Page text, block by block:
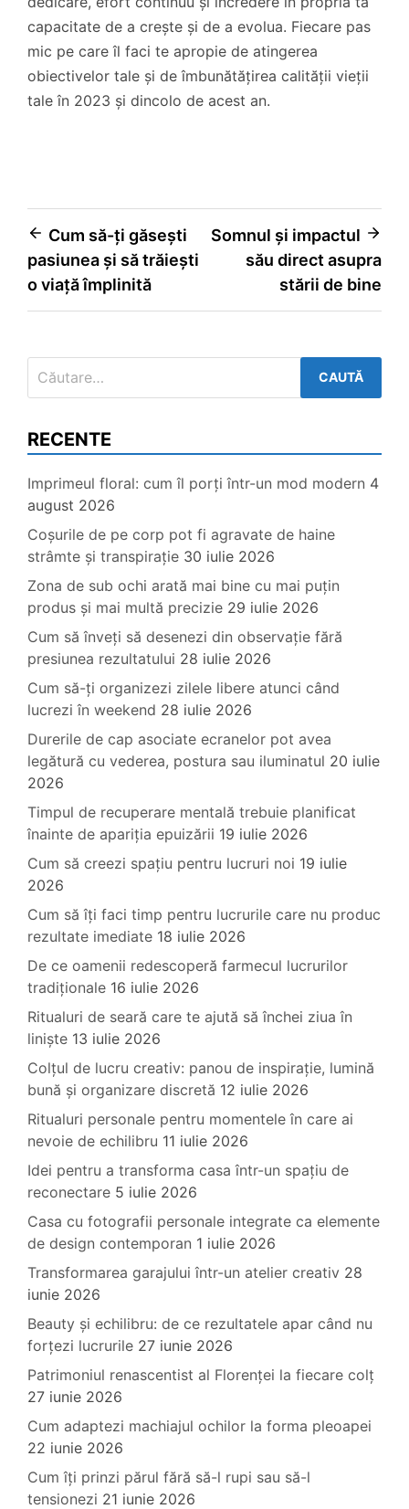
capacitate de a crește și de a evolua. Fiecare pas
mic pe care îl faci te apropie de atingerea
obiectivelor tale și de îmbunătățirea calității vieții
tale în 2023 și dincolo de acest an.
Navigare
în
articole
Cum să-ți găsești
pasiunea și să trăiești
o viață împlinită
Somnul și impactul
său direct asupra
stării de bine
după:
RECENTE
Imprimeul floral: cum îl porți într-un mod modern 4
august 2026
Coșurile de pe corp pot fi agravate de haine
strâmte și transpirație 30 iulie 2026
Zona de sub ochi arată mai bine cu mai puțin
produs și mai multă precizie 29 iulie 2026
Cum să înveți să desenezi din observație fără
presiunea rezultatului 28 iulie 2026
Cum să-ți organizezi zilele libere atunci când
lucrezi în weekend 28 iulie 2026
Durerile de cap asociate ecranelor pot avea
legătură cu vederea, postura sau iluminatul 20 iulie
2026
Timpul de recuperare mentală trebuie planificat
înainte de apariția epuizării 19 iulie 2026
Cum să creezi spațiu pentru lucruri noi 19 iulie
2026
Cum să îți faci timp pentru lucrurile care nu produc
rezultate imediate 18 iulie 2026
De ce oamenii redescoperă farmecul lucrurilor
tradiționale 16 iulie 2026
Ritualuri de seară care te ajută să închei ziua în
liniște 13 iulie 2026
Colțul de lucru creativ: panou de inspirație, lumină
bună și organizare discretă 12 iulie 2026
Ritualuri personale pentru momentele în care ai
nevoie de echilibru 11 iulie 2026
Idei pentru a transforma casa într-un spațiu de
reconectare 5 iulie 2026
Casa cu fotografii personale integrate ca elemente
de design contemporan 1 iulie 2026
Transformarea garajului într-un atelier creativ 28
iunie 2026
Beauty și echilibru: de ce rezultatele apar când nu
forțezi lucrurile 27 iunie 2026
Patrimoniul renascentist al Florenței la fiecare colț
27 iunie 2026
Cum adaptezi machiajul ochilor la forma pleoapei
22 iunie 2026
Cum îți prinzi părul fără să-l rupi sau să-l
tensionezi 21 iunie 2026